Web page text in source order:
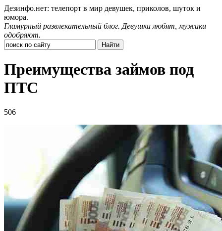
Дезинфо.нет: телепорт в мир девушек, приколов, шуток и
юмора.
Гламурный развлекательный блог. Девушки любят, мужики
одобряют.
Преимущества займов под
ПТС
506